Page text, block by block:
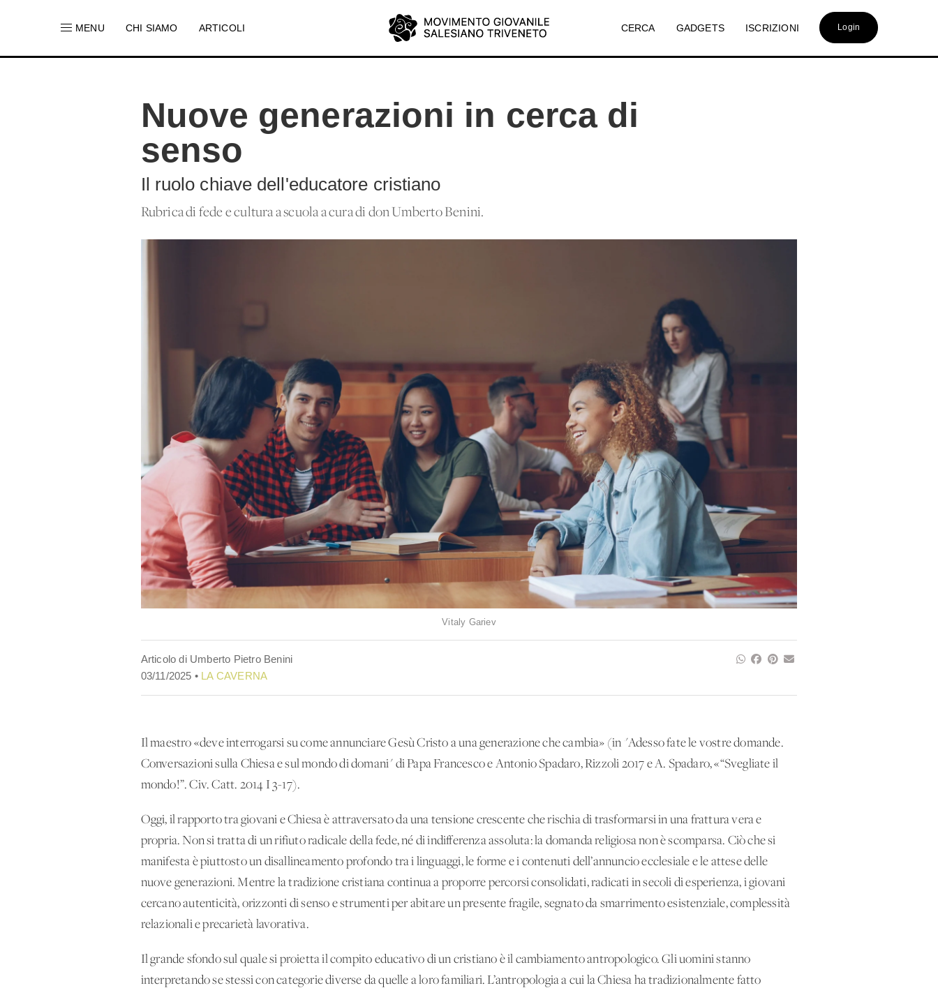
MENU CHI SIAMO ARTICOLI CERCA GADGETS ISCRIZIONI Login
Nuove generazioni in cerca di
senso
Il ruolo chiave dell'educatore cristiano
Rubrica di fede e cultura a scuola a cura di don Umberto Benini.
Vitaly Gariev
Articolo di Umberto Pietro Benini
03/11/2025 • LA CAVERNA
Il maestro «deve interrogarsi su come annunciare Gesù Cristo a una generazione che cambia» (in "Adesso fate le vostre domande.
Conversazioni sulla Chiesa e sul mondo di domani" di Papa Francesco e Antonio Spadaro, Rizzoli 2017 e A. Spadaro, «“Svegliate il
mondo!”. Civ. Catt. 2014 I 3-17).
Oggi, il rapporto tra giovani e Chiesa è attraversato da una tensione crescente che rischia di trasformarsi in una frattura vera e
propria. Non si tratta di un rifiuto radicale della fede, né di indifferenza assoluta: la domanda religiosa non è scomparsa. Ciò che si
manifesta è piuttosto un disallineamento profondo tra i linguaggi, le forme e i contenuti dell’annuncio ecclesiale e le attese delle
nuove generazioni. Mentre la tradizione cristiana continua a proporre percorsi consolidati, radicati in secoli di esperienza, i giovani
cercano autenticità, orizzonti di senso e strumenti per abitare un presente fragile, segnato da smarrimento esistenziale, complessità
relazionali e precarietà lavorativa.
Il grande sfondo sul quale si proietta il compito educativo di un cristiano è il cambiamento antropologico. Gli uomini stanno
interpretando se stessi con categorie diverse da quelle a loro familiari. L’antropologia a cui la Chiesa ha tradizionalmente fatto